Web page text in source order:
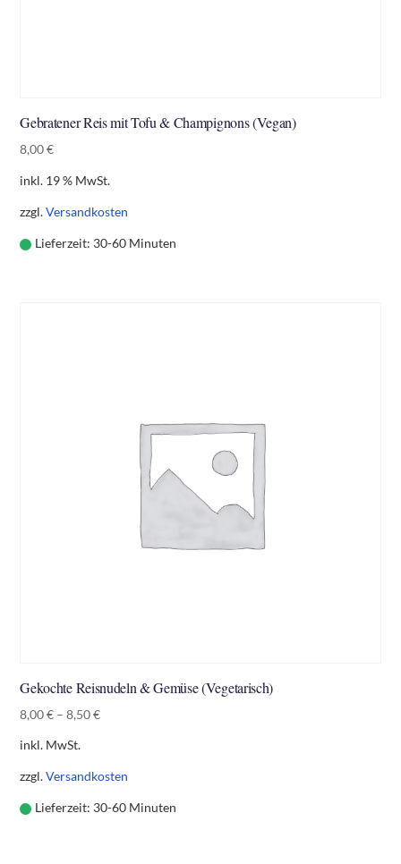
Gebratener Reis mit Tofu & Champignons (Vegan)
8,00€
inkl. 19 % MwSt.
zzgl.Versandkosten
Lieferzeit: 30-60 Minuten
Gekochte Reisnudeln & Gemüse (Vegetarisch)
8,00€ –8,50€
inkl. MwSt.
zzgl.Versandkosten
Lieferzeit: 30-60 Minuten